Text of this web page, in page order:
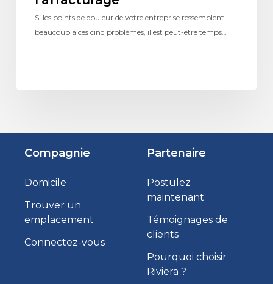
Si les points de douleur de votre entreprise ressemblent
beaucoup à ces cinq problèmes, il est peut-être temps…
Compagnie
Domicile
Trouver un
emplacement
Connectez-vous
Partenaire
Postulez
maintenant
Témoignages de
clients
Pourquoi choisir
Riviera ?